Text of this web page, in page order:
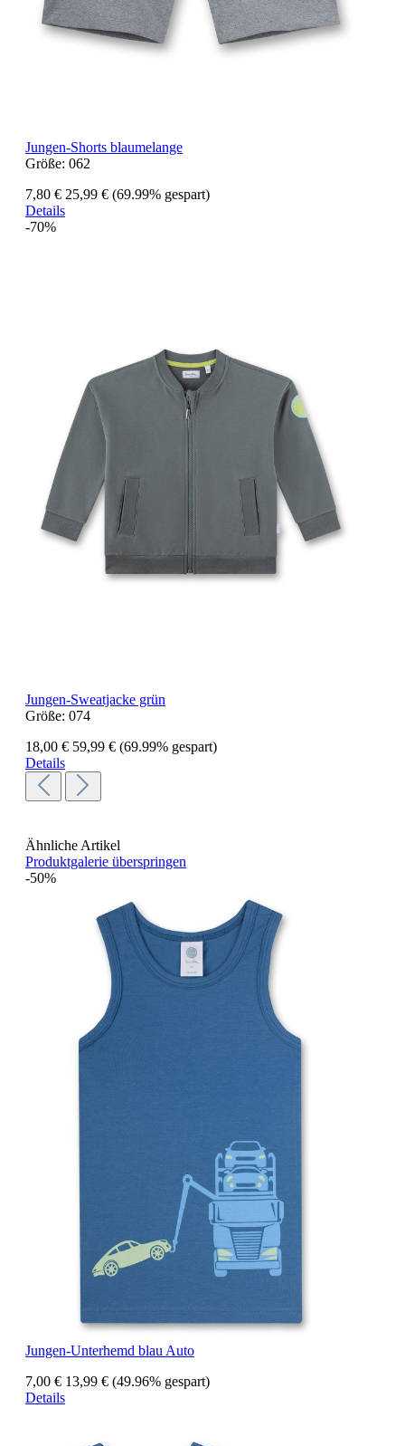
Jungen-Shorts blaumelange
Größe: 062
7,80 € 25,99 € (69.99% gespart)
Details
-70%
Jungen-Sweatjacke grün
Größe: 074
18,00 € 59,99 € (69.99% gespart)
Details
Ähnliche Artikel
Produktgalerie überspringen
-50%
Jungen-Unterhemd blau Auto
7,00 € 13,99 € (49.96% gespart)
Details